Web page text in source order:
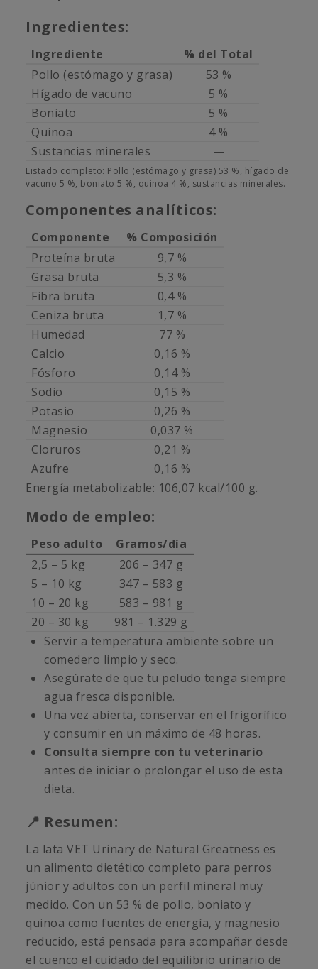
Ingredientes:
Ingrediente
% del Total
Pollo (estómago y grasa)
53 %
Hígado de vacuno
5 %
Boniato
5 %
Quinoa
4 %
Sustancias minerales
—
Listado completo: Pollo (estómago y grasa) 53 %, hígado de
vacuno 5 %, boniato 5 %, quinoa 4 %, sustancias minerales.
Componentes analíticos:
Componente
% Composición
Proteína bruta
9,7 %
Grasa bruta
5,3 %
Fibra bruta
0,4 %
Ceniza bruta
1,7 %
Humedad
77 %
Calcio
0,16 %
Fósforo
0,14 %
Sodio
0,15 %
Potasio
0,26 %
Magnesio
0,037 %
Cloruros
0,21 %
Azufre
0,16 %
Energía metabolizable: 106,07 kcal/100 g.
Modo de empleo:
Peso adulto
Gramos/día
2,5 – 5 kg
206 – 347 g
5 – 10 kg
347 – 583 g
10 – 20 kg
583 – 981 g
20 – 30 kg
981 – 1.329 g
Servir a temperatura ambiente sobre un
comedero limpio y seco.
Asegúrate de que tu peludo tenga siempre
agua fresca disponible.
Una vez abierta, conservar en el frigorífico
y consumir en un máximo de 48 horas.
Consulta siempre con tu veterinario
antes de iniciar o prolongar el uso de esta
dieta.
📍 Resumen:
La lata VET Urinary de Natural Greatness es
un alimento dietético completo para perros
júnior y adultos con un perfil mineral muy
medido. Con un 53 % de pollo, boniato y
quinoa como fuentes de energía, y magnesio
reducido, está pensada para acompañar desde
el cuenco el cuidado del equilibrio urinario de